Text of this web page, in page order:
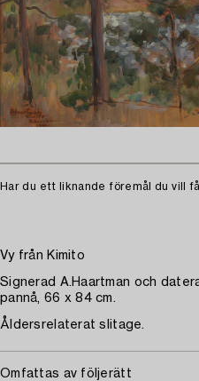
Har du ett liknande föremål du vill
Vy från Kimito
Signerad A.Haartman och
pannå, 66 x 84 cm.
Åldersrelaterat slitage.
Omfattas av följerätt